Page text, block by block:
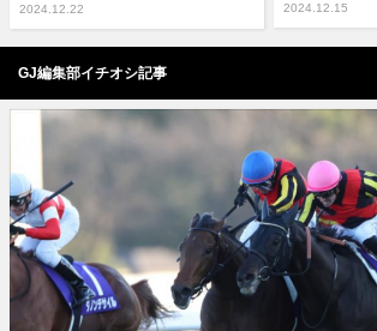
2024.12.22 2024.12.15
GJ編集部イチオシ記事